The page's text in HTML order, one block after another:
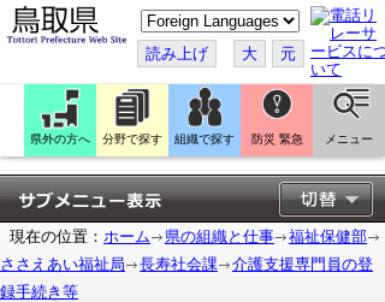
こ
の
ペ
ー
ジ
翻
訳
す
る
読み上げ 大 元
県外の方へ 分野で探す 組織で探す 防災 緊急 メニュー
現在の位置： ホーム 県の組織と仕事
福祉保健部
ささえあい福祉局
長寿社会課
介護支援専門員の登
録手続き等